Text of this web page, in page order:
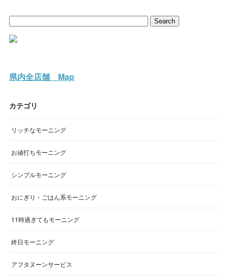
県内全店舗 Map
カテゴリ
リッチなモーニング
お値打ちモーニング
シンプルモーニング
おにぎり・ごはん系モーニング
11時過ぎてもモーニング
終日モーニング
アフタヌーンサービス